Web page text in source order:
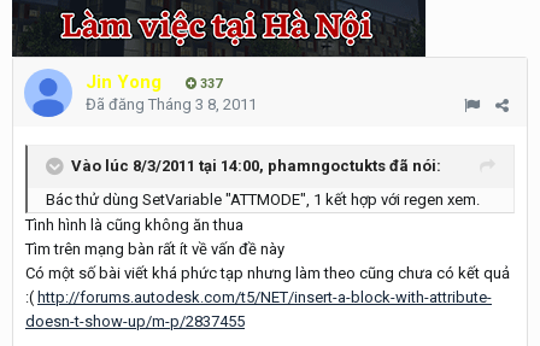
Jin Yong 337
Đã đăng Tháng 3 8, 2011
Vào lúc 8/3/2011 tại 14:00, phamngoctukts đã nói:
Bác thử dùng SetVariable "ATTMODE", 1 kết hợp với regen xem.
Tình hình là cũng không ăn thua
Tìm trên mạng bàn rất ít về vấn đề này
Có một số bài viết khá phức tạp nhưng làm theo cũng chưa có kết quả
:( http://forums.autodesk.com/t5/NET/insert-a-block-with-attribute-
doesn-t-show-up/m-p/2837455